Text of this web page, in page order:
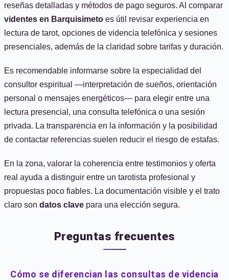
reseñas detalladas y métodos de pago seguros. Al comparar
videntes en Barquisimeto es útil revisar experiencia en
lectura de tarot, opciones de videncia telefónica y sesiones
presenciales, además de la claridad sobre tarifas y duración.
Es recomendable informarse sobre la especialidad del
consultor espiritual —interpretación de sueños, orientación
personal o mensajes energéticos— para elegir entre una
lectura presencial, una consulta telefónica o una sesión
privada. La transparencia en la información y la posibilidad
de contactar referencias suelen reducir el riesgo de estafas.
En la zona, valorar la coherencia entre testimonios y oferta
real ayuda a distinguir entre un tarotista profesional y
propuestas poco fiables. La documentación visible y el trato
claro son datos clave para una elección segura.
Preguntas frecuentes
Cómo se diferencian las consultas de videncia